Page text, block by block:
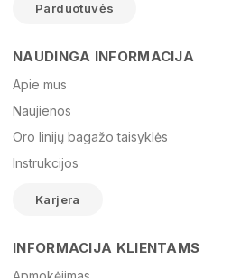
El. paštas
Žinutė
Parduotuvės
NAUDINGA INFORMACIJA
Apie mus
Naujienos
Oro linijų bagažo taisyklės
Instrukcijos
Karjera
INFORMACIJA KLIENTAMS